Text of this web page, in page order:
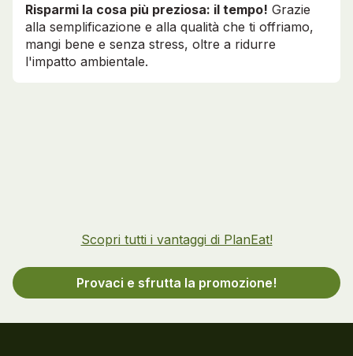
Risparmi la cosa più preziosa: il tempo! Grazie
alla semplificazione e alla qualità che ti offriamo,
mangi bene e senza stress, oltre a ridurre
l'impatto ambientale.
Scopri tutti i vantaggi di PlanEat!
Provaci e sfrutta la promozione!